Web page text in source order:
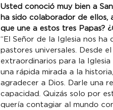
Usted conoció muy bien a
ha sido colaborador de ellos,
que une a estos tres Papas?
“El Señor de la Iglesia nos
pastores universales. Desde
extraordinarios para la
una rápida mirada a la
agradecer a Dios. Darle una
capacidad. Quizás solo por
quería contagiar al mundo